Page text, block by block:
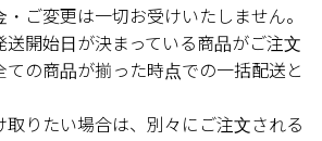
ご変更は一切お受けいたしません。
開始日が決まっている商品がご注文
ての商品が揃った時点での一括配送と
取りたい場合は、別々にご注文される